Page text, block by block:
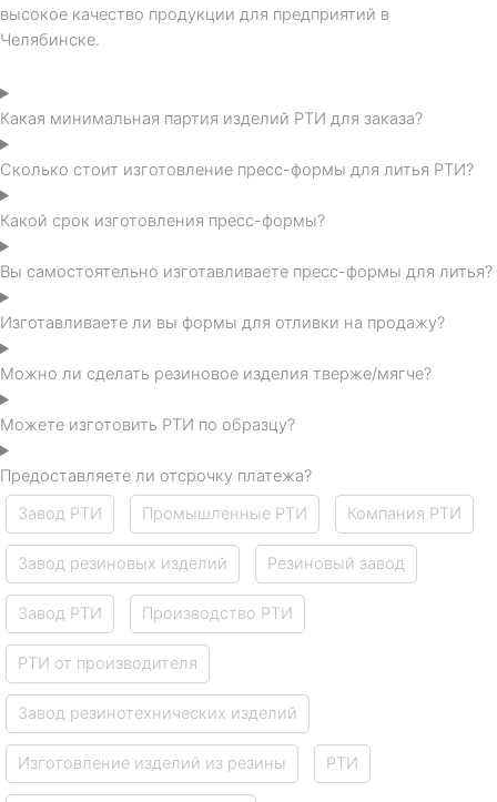
высокое качество продукции для предприятий в
Челябинске.
Какая минимальная партия изделий РТИ для заказа?
Сколько стоит изготовление пресс-формы для литья РТИ?
Какой срок изготовления пресс-формы?
Вы самостоятельно изготавливаете пресс-формы для литья?
Изготавливаете ли вы формы для отливки на продажу?
Можно ли сделать резиновое изделия тверже/мягче?
Можете изготовить РТИ по образцу?
Предоставляете ли отсрочку платежа?
Завод РТИ
Промышленные РТИ Компания РТИ
Завод резиновых изделий Резиновый завод
Завод РТИ Производство РТИ
РТИ от производителя
Завод резинотехнических изделий
Изготовление изделий из резины РТИ